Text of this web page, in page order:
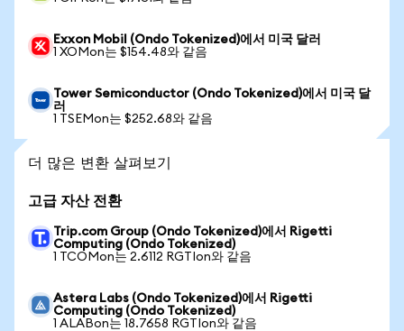
Exxon Mobil (Ondo Tokenized)에서 미국 달러
1 XOMon는 $154.48와 같음
Tower Semiconductor (Ondo Tokenized)에서 미국 달
러
1 TSEMon는 $252.68와 같음
더 많은 변환 살펴보기
고급 자산 전환
Trip.com Group (Ondo Tokenized)에서 Rigetti
Computing (Ondo Tokenized)
1 TCOMon는 2.6112 RGTIon와 같음
Astera Labs (Ondo Tokenized)에서 Rigetti
Computing (Ondo Tokenized)
1 ALABon는 18.7658 RGTIon와 같음